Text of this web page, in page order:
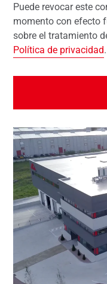
Puede revocar este
momento con efecto
sobre el tratamiento
Política de privacidad.